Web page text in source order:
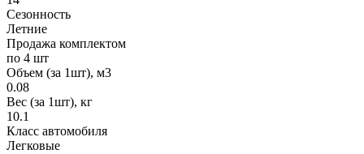
Сезонность
Летние
Продажа комплектом
по 4 шт
Объем (за 1шт), м3
0.08
Вес (за 1шт), кг
10.1
Класс автомобиля
Легковые